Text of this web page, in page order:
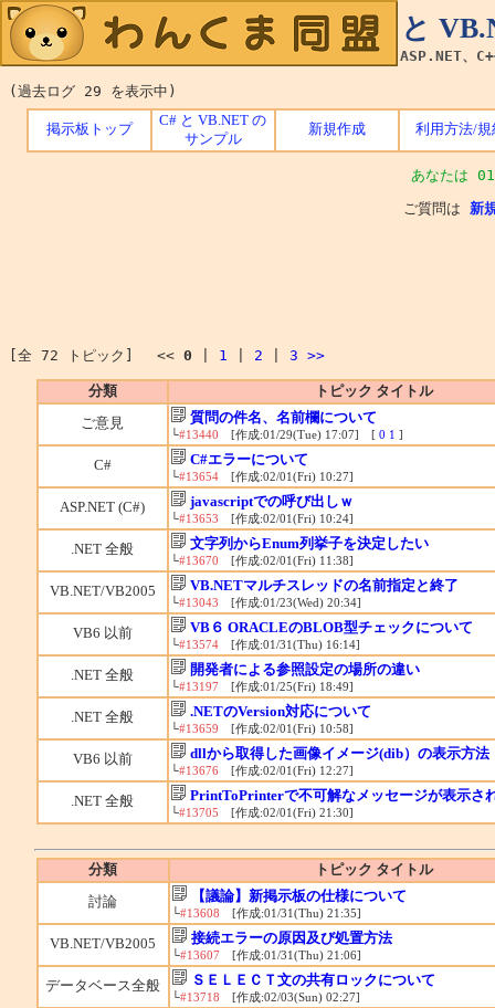
C# と
ASP.NET、
(過去ログ 29 を表示中)
掲示板トップ
C# と VB.NET の
サンプル
新規作成 利用方法/規
あなたは
ご質問は 新
[全 72 トピック] << 0 1 2 3 >>
分類 トピック タイトル
ご意見 質問の件名、名前欄について
└#13440 [作成:01/29(Tue) 17:07] [ 0 1
C# C#エラーについて
└#13654[作成:02/01(Fri) 10:27]
ASP.NET (C#) javascriptでの呼び出しｗ
└#13653 [作成:02/01(Fri) 10:24]
.NET 全般 文字列からEnum列挙子を決定したい
└#13670 [作成:02/01(Fri) 11:38]
VB.NET/VB2005 VB.NETマルチスレッドの名前指定と終了
└#13043 [作成:01/23(Wed) 20:34]
VB6 以前 VB６ ORACLEのBLOB型チェックについて
└#13574[作成:01/31(Thu) 16:14]
.NET 全般 開発者による参照設定の場所の違い
└#13197 [作成:01/25(Fri) 18:49]
.NET 全般 .NETのVersion対応について
└#13659 [作成:02/01(Fri) 10:58]
VB6 以前 dllから取得した画像イメージ(dib）の表示方法
└#13676[作成:02/01(Fri) 12:27]
.NET 全般 PrintToPrinterで不可解なメッセージが表示さ
└#13705 [作成:02/01(Fri) 21:30]
分類 トピック タイトル
討論 【議論】新掲示板の仕様について
└#13608 [作成:01/31(Thu) 21:35]
VB.NET/VB2005 接続エラーの原因及び処置方法
└#13607 [作成:01/31(Thu) 21:06]
データベース全般 ＳＥＬＥＣＴ文の共有ロックについて
└#13718 [作成:02/03(Sun) 02:27]